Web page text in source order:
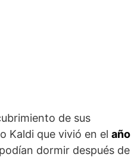
de sus
Kaldi que vivió en el año
dormir después de